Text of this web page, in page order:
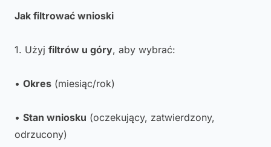
Jak filtrować wnioski
1. Użyj filtrów u góry, aby wybrać:
• Okres (miesiąc/rok)
• Stan wniosku (oczekujący, zatwierdzony,
odrzucony)